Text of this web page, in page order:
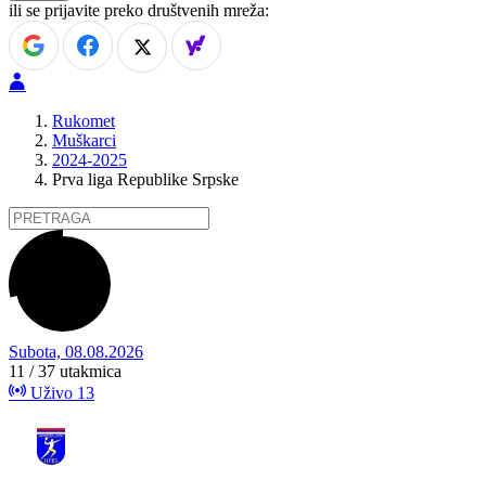
ili se prijavite preko društvenih mreža:
Rukomet
Muškarci
2024-2025
Prva liga Republike Srpske
Subota, 08.08.2026
11 / 37 utakmica
Uživo 13